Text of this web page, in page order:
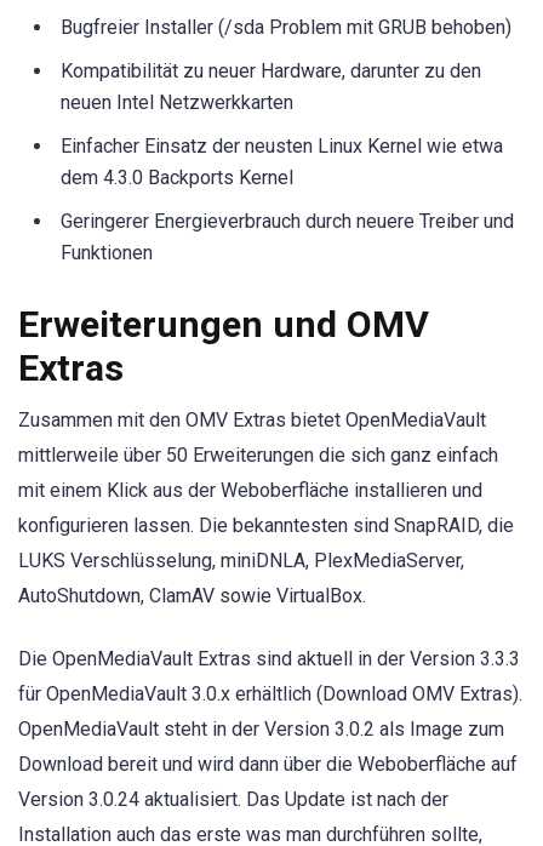
Bugfreier Installer (/sda Problem mit GRUB behoben)
Kompatibilität zu neuer Hardware, darunter zu den
neuen Intel Netzwerkkarten
Einfacher Einsatz der neusten Linux Kernel wie etwa
dem 4.3.0 Backports Kernel
Geringerer Energieverbrauch durch neuere Treiber und
Funktionen
Erweiterungen und OMV
Extras
Zusammen mit den OMV Extras bietet OpenMediaVault
mittlerweile über 50 Erweiterungen die sich ganz einfach
mit einem Klick aus der Weboberfläche installieren und
konfigurieren lassen. Die bekanntesten sind SnapRAID, die
LUKS Verschlüsselung, miniDNLA, PlexMediaServer,
AutoShutdown, ClamAV sowie VirtualBox.
Die OpenMediaVault Extras sind aktuell in der Version 3.3.3
für OpenMediaVault 3.0.x erhältlich (Download OMV Extras).
OpenMediaVault steht in der Version 3.0.2 als Image zum
Download bereit und wird dann über die Weboberfläche auf
Version 3.0.24 aktualisiert. Das Update ist nach der
Installation auch das erste was man durchführen sollte,